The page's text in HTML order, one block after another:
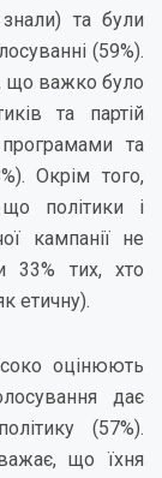
та були
(59%).
що важко було
та партій
та
Окрім того,
політики і
кампанії не
33% тих, хто
етичну).
оцінюють
дає
(57%).
що їхня